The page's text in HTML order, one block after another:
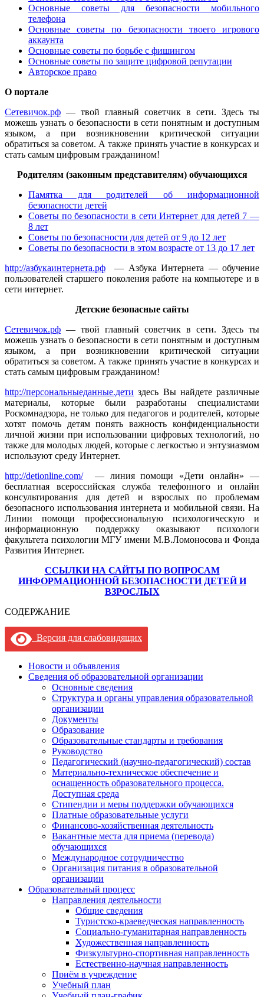
Основные советы для безопасности мобильного
телефона
Основные советы по безопасности твоего игрового
аккаунта
Основные советы по борьбе с фишингом
Основные советы по защите цифровой репутации
Авторское право
О портале
Сетевичок.рф — твой главный советчик в сети. Здесь ты
можешь узнать о безопасности в сети понятным и доступным
языком, а при возникновении критической ситуации
обратиться за советом. А также принять участие в конкурсах и
стать самым цифровым гражданином!
Родителям (законным представителям) обучающихся
Памятка для родителей об информационной
безопасности детей
Советы по безопасности в сети Интернет для детей 7 —
8 лет
Советы по безопасности для детей от 9 до 12 лет
Советы по безопасности в этом возрасте от 13 до 17 лет
http://азбукаинтернета.рф — Азбука Интернета — обучение
пользователей старшего поколения работе на компьютере и в
сети интернет.
Детские безопасные сайты
Сетевичок.рф — твой главный советчик в сети. Здесь ты
можешь узнать о безопасности в сети понятным и доступным
языком, а при возникновении критической ситуации
обратиться за советом. А также принять участие в конкурсах и
стать самым цифровым гражданином!
http://персональныеданные.дети здесь Вы найдете различные
материалы, которые были разработаны специалистами
Роскомнадзора, не только для педагогов и родителей, которые
хотят помочь детям понять важность конфиденциальности
личной жизни при использовании цифровых технологий, но
также для молодых людей, которые с легкостью и энтузиазмом
используют среду Интернет.
http://detionline.com/— линия помощи «Дети онлайн» —
бесплатная всероссийская служба телефонного и онлайн
консультирования для детей и взрослых по проблемам
безопасного использования интернета и мобильной связи. На
Линии помощи профессиональную психологическую и
информационную поддержку оказывают психологи
факультета психологии МГУ имени М.В.Ломоносова и Фонда
Развития Интернет.
ССЫЛКИ НА САЙТЫ ПО ВОПРОСАМ
ИНФОРМАЦИОННОЙ БЕЗОПАСНОСТИ ДЕТЕЙ И
ВЗРОСЛЫХ
СОДЕРЖАНИЕ
Версия для слабовидящих
Новости и объявления
Сведения об образовательной организации
Основные сведения
Структура и органы управления образовательной
организации
Документы
Образование
Образовательные стандарты и требования
Руководство
Педагогический (научно-педагогический) состав
Материально-техническое обеспечение и
оснащенность образовательного процесса.
Доступная среда
Стипендии и меры поддержки обучающихся
Платные образовательные услуги
Финансово-хозяйственная деятельность
Вакантные места для приема (перевода)
обучающихся
Международное сотрудничество
Организация питания в образовательной
организации
Образовательный процесс
Направления деятельности
Общие сведения
Туристско-краеведческая направленность
Социально-гуманитарная направленность
Художественная направленность
Физкультурно-спортивная направленность
Естественно-научная направленность
Приём в учреждение
Учебный план